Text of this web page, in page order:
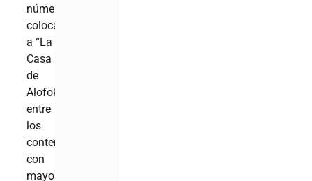
números
colocan
a “La
Casa
de
Alofoke”
entre
los
contenidos
con
mayor